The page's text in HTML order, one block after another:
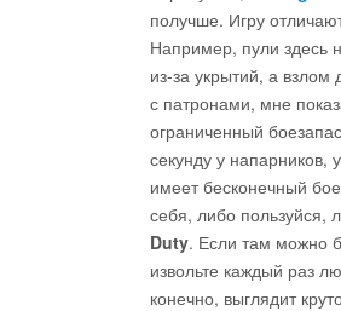
получше. Игру
Например, пули здесь
из-за укрытий, а взлом
с патронами, мне
ограниченный
секунду у
имеет бесконечный
себя, либо пользуйся,
Duty. Если там можно
извольте каждый раз
конечно, выглядит